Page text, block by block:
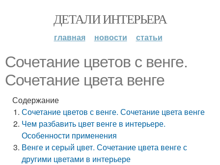
ДЕТАЛИ ИНТЕРЬЕРА
главная новости статьи
Сочетание цветов с венге.
Сочетание цвета венге
Содержание
Сочетание цветов с венге. Сочетание цвета венге
Чем разбавить цвет венге в интерьере.
Особенности применения
Венге и серый цвет. Сочетание цвета венге с
другими цветами в интерьере